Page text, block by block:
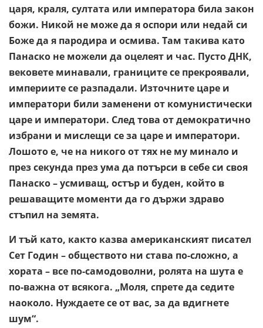
царя, краля, султата или императора била закон
божи. Никой не може да я оспори или недай си
Боже да я пародира и осмива. Там такива като
Панаско не можели да оцелеят и час. Пусто ДНК,
вековете минавали, границите се прекроявали,
империите се разпадали. Източните царе и
императори били заменени от комунистически
царе и императори. След това от демократично
избрани и мислещи се за царе и императори.
Лошото е, че на никого от тях не му минало и
през секунда през ума да потърси в себе си своя
Панаско – усмиващ, остър и буден, който в
решаващите моменти да го държи здраво
стъпил на земята.
И тъй като, както казва американският писател
Сет Годин – обществото ни става по-сложно, а
хората – все по-самодоволни, ролята на шута е
по-важна от всякога. „Моля, спрете да седите
наоколо. Нуждаете се от вас, за да вдигнете
шум“.